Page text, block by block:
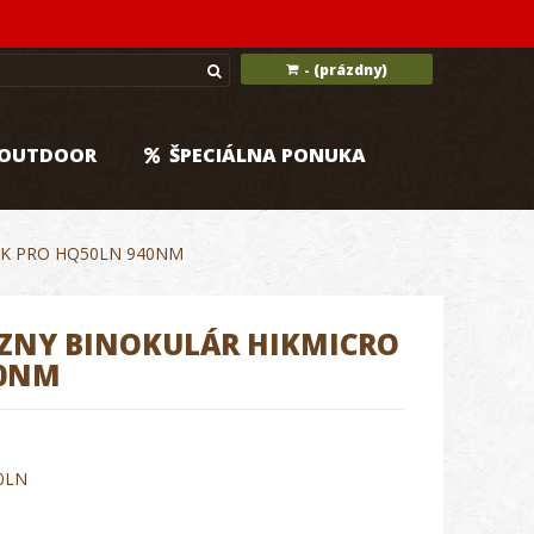
- (prázdny)
ŠPECIÁLNA PONUKA
PRO HQ50LN 940NM
BINOKULÁR HIKMICRO